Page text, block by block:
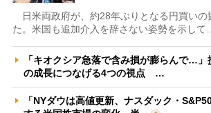
日米両政府が、約28年ぶりとなる円買いの
た。米国も追加介入を辞さない姿勢を示して…
「キオクシア急落で含み損が膨らんで…
の成長につなげる4つの視点 …
「NYダウは高値更新、ナスダック・